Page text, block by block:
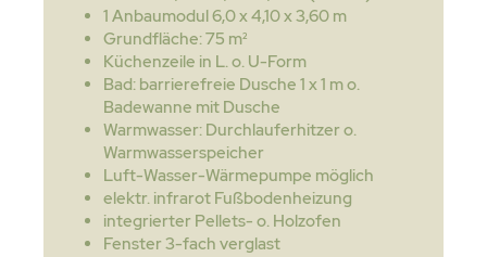
1 Anbaumodul 6,0 x 4,10 x 3,60 m
Grundfläche: 75 m²
Küchenzeile in L. o. U-Form
Bad: barrierefreie Dusche 1 x 1 m o.
Badewanne mit Dusche
Warmwasser: Durchlauferhitzer o.
Warmwasserspeicher
Luft-Wasser-Wärmepumpe möglich
elektr. infrarot Fußbodenheizung
integrierter Pellets- o. Holzofen
Fenster 3-fach verglast